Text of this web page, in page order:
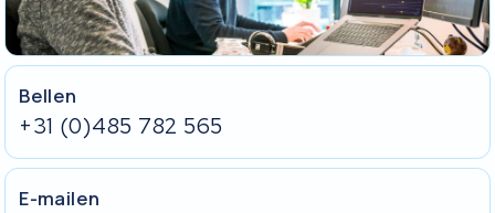
Bellen
+31 (0)485 782 565
E-mailen